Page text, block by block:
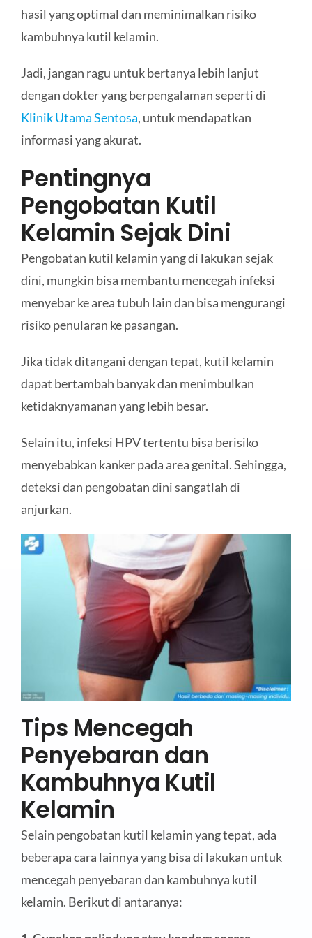
hasil yang optimal dan meminimalkan risiko
kambuhnya kutil kelamin.
Jadi, jangan ragu untuk bertanya lebih lanjut
dengan dokter yang berpengalaman seperti di
Klinik Utama Sentosa, untuk mendapatkan
informasi yang akurat.
Pentingnya
Pengobatan Kutil
Kelamin Sejak Dini
Pengobatan kutil kelamin yang di lakukan sejak
dini, mungkin bisa membantu mencegah infeksi
menyebar ke area tubuh lain dan bisa mengurangi
risiko penularan ke pasangan.
Jika tidak ditangani dengan tepat, kutil kelamin
dapat bertambah banyak dan menimbulkan
ketidaknyamanan yang lebih besar.
Selain itu, infeksi HPV tertentu bisa berisiko
menyebabkan kanker pada area genital. Sehingga,
deteksi dan pengobatan dini sangatlah di
anjurkan.
Tips Mencegah
Penyebaran dan
Kambuhnya Kutil
Kelamin
Selain pengobatan kutil kelamin yang tepat, ada
beberapa cara lainnya yang bisa di lakukan untuk
mencegah penyebaran dan kambuhnya kutil
kelamin. Berikut di antaranya: